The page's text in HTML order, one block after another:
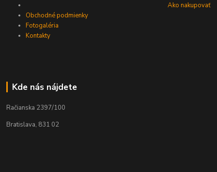
Ako nakupovať
Obchodné podmienky
Fotogaléria
Kontakty
Kde nás nájdete
Račianska 2397/100
Bratislava, 831 02